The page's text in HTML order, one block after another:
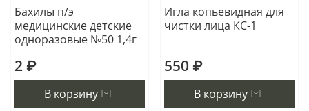
Бахилы п/э
медицинские детские
одноразовые №50 1,4г
2 ₽
В корзину
Игла копьевидная для
чистки лица КС-1
550 ₽
В корзину